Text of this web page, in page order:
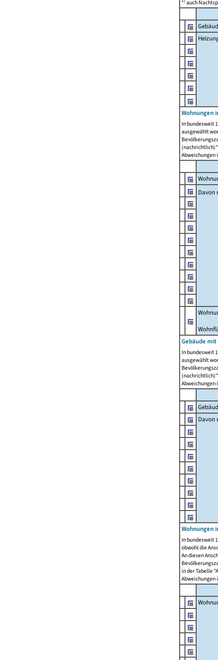
auch
Wohnungen
In bundesweit
ausgewählt
Abweichungen
Davon
Gebäude
In bundesweit
ausgewählt
Abweichungen
Davon
Wohnungen
In bundesweit
obwohl die
An diesen
in der Tabelle
Abweichungen